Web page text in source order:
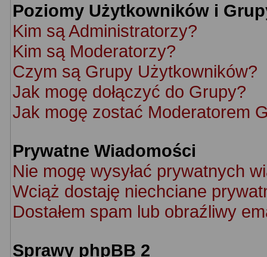
Poziomy Użytkowników i
Kim są Administratorzy?
Kim są Moderatorzy?
Czym są Grupy Użytkowników?
Jak mogę dołączyć do Grupy?
Jak mogę zostać Moderatorem
Prywatne Wiadomości
Nie mogę wysyłać prywatnych
Wciąż dostaję niechciane
Dostałem spam lub obraźliwy
Sprawy phpBB 2